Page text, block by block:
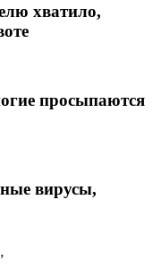
хватило,
просыпаются
вирусы,